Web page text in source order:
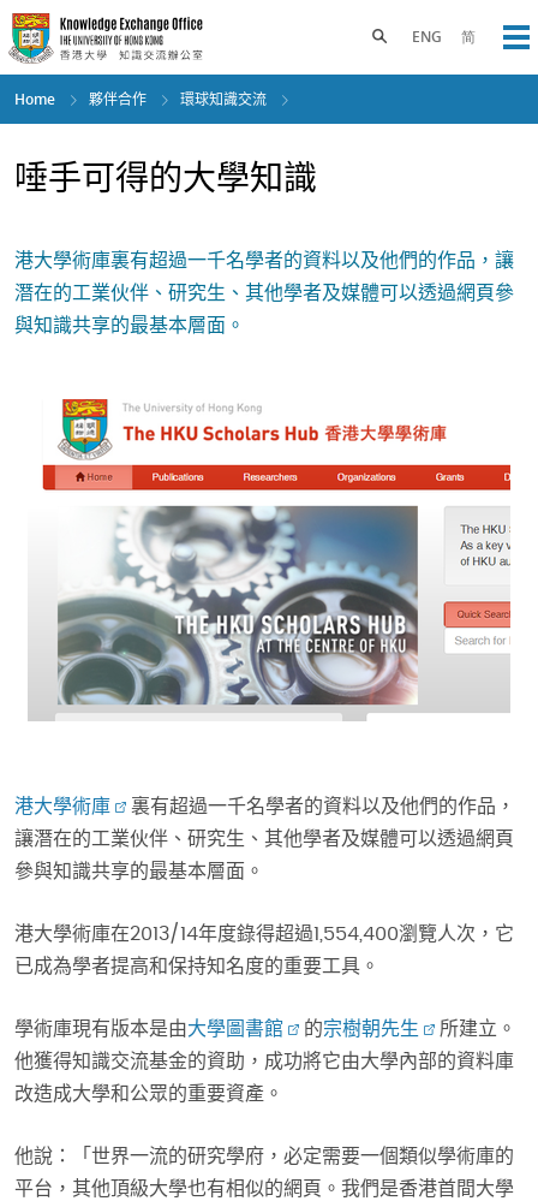
Skip
to
main
content
ENG 简
Toggle search panel
Home 夥伴合作 環球知識交流
唾手可得的大學知識
港大學術庫裏有超過一千名學者的資料以及他們的作品，讓
潛在的工業伙伴、研究生、其他學者及媒體可以透過網頁參
與知識共享的最基本層面。
港大學術庫
裏有超過一千名學者的資料以及他們的作品，
讓潛在的工業伙伴、研究生、其他學者及媒體可以透過網頁
參與知識共享的最基本層面。
港大學術庫在2013/14年度錄得超過1,554,400瀏覽人次，它
已成為學者提高和保持知名度的重要工具。
學術庫現有版本是由大學圖書館 的宗樹朝先生
所建立。
他獲得知識交流基金的資助，成功將它由大學內部的資料庫
改造成大學和公眾的重要資產。
他說：「世界一流的研究學府，必定需要一個類似學術庫的
平台，其他頂級大學也有相似的網頁。我們是香港首間大學